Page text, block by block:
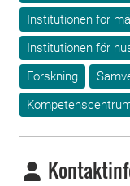
Institutionen för
Institutionen för
Forskning